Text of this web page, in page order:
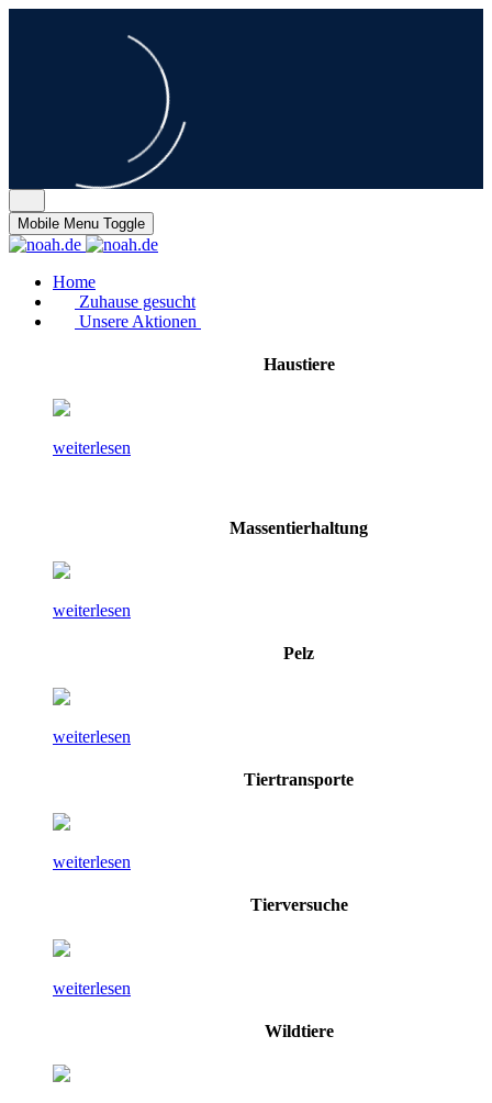
Mobile Menu Toggle
Home
Zuhause gesucht
Unsere Aktionen
Haustiere
weiterlesen
Massentierhaltung
weiterlesen
Pelz
weiterlesen
Tiertransporte
weiterlesen
Tierversuche
weiterlesen
Wildtiere